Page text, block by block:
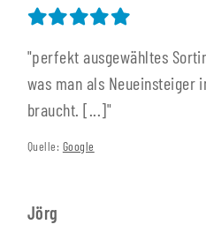
"perfekt ausgewähltes
was man als
braucht. [...]"
Quelle: Google
Jörg